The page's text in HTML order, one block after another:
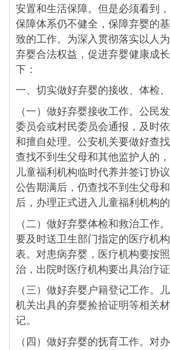
安置和生活保障。但是必须看到
保障体系仍不健全，保障弃婴的
致的工作。为深入贯彻落实以人
弃婴合法权益，促进弃婴健康成
下：
一、切实做好弃婴的接收、体检
（一）做好弃婴接收工作。公民
委员会或村民委员会通报，及时
和擅自处理。公安机关要做好查
查找不到生父母和其他监护人的
儿童福利机构临时代养并签订协
公告期满后，仍查找不到生父母
后，办理正式进入儿童福利机构的
（二）做好弃婴体检和救治工作
要及时送卫生部门指定的医疗机
表。对患病弃婴，医疗机构要按
治，出院时医疗机构要出具治疗证
（三）做好弃婴户籍登记工作。
机关出具的弃婴捡拾证明等相关
记。
（四）做好弃婴的抚育工作。对